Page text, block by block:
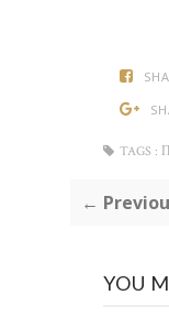
TAGS :
←
YOU